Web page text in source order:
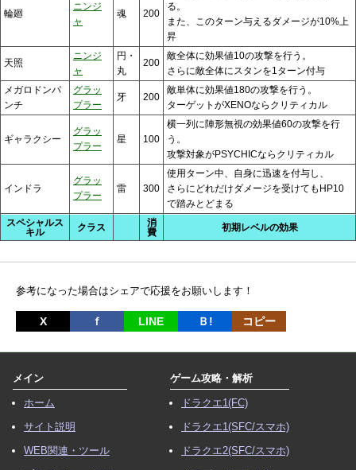
スペシャルス
キル
クラス
消
費
初期レベルの効果
輪廻
ニンジ
ャ
魂 200
る。
また、このターン与えるダメージが10%上
昇
天照
ニンジ
ャ
円・
丸
200
敵全体に効果値10の攻撃を行う。
さらに敵全体にスタンを1ターン付与
メガロドンパ
ンチ
グラッ
プラー
牙 200
敵単体に効果値180の攻撃を行う。
ターゲットがXENOならクリティカル
ギャラクシー
グラッ
プラー
星 100
横一列に陣形無視の効果値60の攻撃を行
う。
攻撃対象がPSYCHICならクリティカル
インドラ
グラッ
プラー
雷 300
使用ターン中、自身に迅速を付与し、
さらにどれだけダメージを受けてもHP10
で踏みとどまる
参考になった場合はシェアで応援をお願いします！
X ｆ LINE Ｂ! コピー
メイン
ホーム
サイト説明
WEB関連・ツール
ゲーム攻略・解析
ドラクエ1(FC)
ドラクエ1(SFC/スマホ)
ドラクエ2(SFC/スマホ)